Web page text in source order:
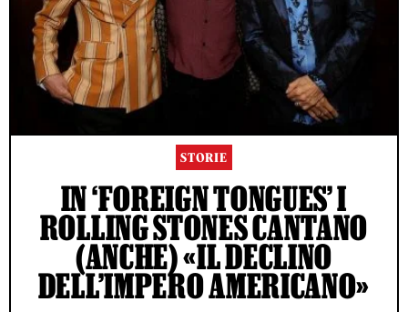
STORIE
IN ‘FOREIGN TONGUES’ I
ROLLING STONES CANTANO
(ANCHE) «IL DECLINO
DELL’IMPERO AMERICANO»